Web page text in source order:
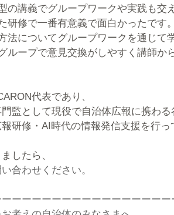
の講義でグループワークや実践も交
研修で一番有意義で面白かったです
法についてグループワークを通じて
ループで意見交換がしやすく講師か
代表であり、
監として現役で自治体広報に携わる
研修・AI時代の情報発信支援を行っ
したら、
合わせください。
ーーーーーーーーーーーーーーーー